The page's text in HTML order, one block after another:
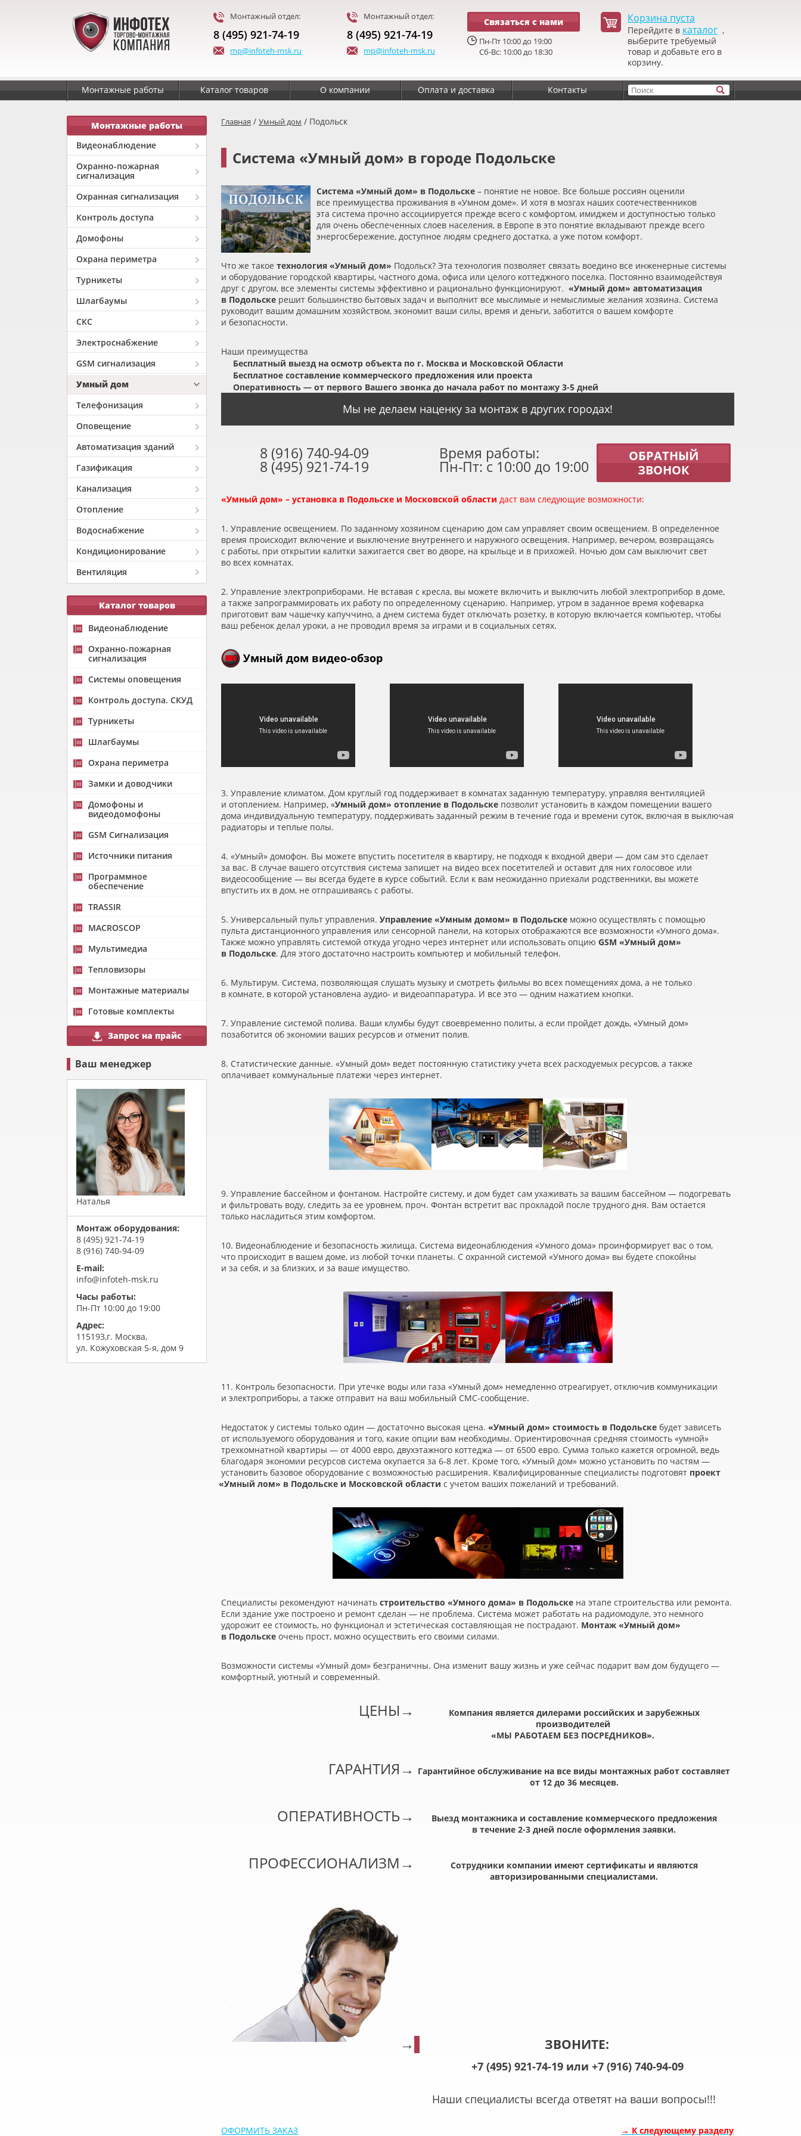
Монтажный отдел:
8 (495) 921-74-19
mp@infoteh-msk.ru
Монтажный отдел:
8 (495) 921-74-19
mp@infoteh-msk.ru
Связаться с нами
Пн-Пт 10:00 до 19:00
Сб-Вс: 10:00 до 18:30
Корзина пуста
Перейдите в каталог ,
выберите требуемый
товар и добавьте его в
корзину.
Монтажные работы Каталог товаров О компании Оплата и доставка Контакты
Монтажные работы
Видеонаблюдение
Охранно-пожарная
сигнализация
Охранная сигнализация
Контроль доступа
Домофоны
Охрана периметра
Турникеты
Шлагбаумы
СКС
Электроснабжение
GSM сигнализация
Умный дом
Телефонизация
Оповещение
Автоматизация зданий
Газификация
Канализация
Отопление
Водоснабжение
Кондиционирование
Вентиляция
Каталог товаров
Видеонаблюдение
Охранно-пожарная
сигнализация
Системы оповещения
Контроль доступа. СКУД
Турникеты
Шлагбаумы
Охрана периметра
Замки и доводчики
Домофоны и
видеодомофоны
GSM Сигнализация
Источники питания
Программное
обеспечение
TRASSIR
MACROSCOP
Мультимедиа
Тепловизоры
Монтажные материалы
Готовые комплекты
Запрос на прайс
Ваш менеджер
Наталья
Монтаж оборудования:
8 (495) 921-74-19
8 (916) 740-94-09
E-mail:
info@infoteh-msk.ru
Часы работы:
Пн-Пт 10:00 до 19:00
Адрес:
115193,г. Москва,
ул. Кожуховская 5-я, дом 9
Главная /Умный дом / Подольск
Система «Умный дом» в городе Подольске
Система «Умный дом» в Подольске– понятие не новое. Все больше россиян оценили
все преимущества проживания в «Умном доме». И хотя в мозгах наших соотечественников
эта система прочно ассоциируется прежде всего с комфортом, имиджем и доступностью только
для очень обеспеченных слоев населения, в Европе в это понятие вкладывают прежде всего
энергосбережение, доступное людям среднего достатка, а уже потом комфорт.
Что же такоетехнология «Умный дом» Подольск? Эта технология позволяет связать воедино все инженерные системы
и оборудование городской квартиры, частного дома, офиса или целого коттеджного поселка. Постоянно взаимодействуя
друг с другом, все элементы системы эффективно и рационально функционируют. «Умный дом» автоматизация
в Подольске решит большинство бытовых задач и выполнит все мыслимые и немыслимые желания хозяина. Система
руководит вашим домашним хозяйством, экономит ваши силы, время и деньги, заботится о вашем комфорте
и безопасности.
Наши преимущества
Бесплатный выезд на осмотр объекта по г. Москва и Московской Области
Бесплатное составление коммерческого предложения или проекта
Оперативность — от первого Вашего звонка до начала работ по монтажу 3-5 дней
Мы не делаем наценку за монтаж в других городах!
8 (916) 740-94-09
8 (495) 921-74-19
Время работы:
Пн-Пт: с 10:00 до 19:00
ОБРАТНЫЙ
ЗВОНОК
«Умный дом» – установка в Подольске и Московской области даст вам следующие возможности:
1. Управление освещением. По заданному хозяином сценарию дом сам управляет своим освещением. В определенное
время происходит включение и выключение внутреннего и наружного освещения. Например, вечером, возвращаясь
с работы, при открытии калитки зажигается свет во дворе, на крыльце и в прихожей. Ночью дом сам выключит свет
во всех комнатах.
2. Управление электроприборами. Не вставая с кресла, вы можете включить и выключить любой электроприбор в доме,
а также запрограммировать их работу по определенному сценарию. Например, утром в заданное время кофеварка
приготовит вам чашечку капуччино, а днем система будет отключать розетку, в которую включается компьютер, чтобы
ваш ребенок делал уроки, а не проводил время за играми и в социальных сетях.
Умный дом видео-обзор
3. Управление климатом. Дом круглый год поддерживает в комнатах заданную температуру, управляя вентиляцией
и отоплением. Например, «Умный дом» отопление в Подольске позволит установить в каждом помещении вашего
дома индивидуальную температуру, поддерживать заданный режим в течение года и времени суток, включая в выключая
радиаторы и теплые полы.
4. «Умный» домофон. Вы можете впустить посетителя в квартиру, не подходя к входной двери — дом сам это сделает
за вас. В случае вашего отсутствия система запишет на видео всех посетителей и оставит для них голосовое или
видеосообщение — вы всегда будете в курсе событий. Если к вам неожиданно приехали родственники, вы можете
впустить их в дом, не отпрашиваясь с работы.
5. Универсальный пульт управления.Управление «Умным домом» в Подольске можно осуществлять с помощью
пульта дистанционного управления или сенсорной панели, на которых отображаются все возможности «Умного дома».
Также можно управлять системой откуда угодно через интернет или использовать опциюGSM«Умный дом»
в Подольске. Для этого достаточно настроить компьютер и мобильный телефон.
6. Мультирум. Система, позволяющая слушать музыку и смотреть фильмы во всех помещениях дома, а не только
в комнате, в которой установлена аудио- и видеоаппаратура. И все это — одним нажатием кнопки.
7. Управление системой полива. Ваши клумбы будут своевременно политы, а если пройдет дождь, «Умный дом»
позаботится об экономии ваших ресурсов и отменит полив.
8. Статистические данные. «Умный дом» ведет постоянную статистику учета всех расходуемых ресурсов, а также
оплачивает коммунальные платежи через интернет.
9. Управление бассейном и фонтаном. Настройте систему, и дом будет сам ухаживать за вашим бассейном — подогревать
и фильтровать воду, следить за ее уровнем, проч. Фонтан встретит вас прохладой после трудного дня. Вам остается
только насладиться этим комфортом.
10. Видеонаблюдение и безопасность жилища. Система видеонаблюдения «Умного дома» проинформирует вас о том,
что происходит в вашем доме, из любой точки планеты. С охранной системой «Умного дома» вы будете спокойны
и за себя, и за близких, и за ваше имущество.
11. Контроль безопасности. При утечке воды или газа «Умный дом» немедленно отреагирует, отключив коммуникации
и электроприборы, а также отправит на ваш мобильный СМС-сообщение.
Недостаток у системы только один — достаточно высокая цена. «Умный дом» стоимость в Подольске будет зависеть
от используемого оборудования и того, какие опции вам необходимы. Ориентировочная средняя стоимость «умной»
трехкомнатной квартиры — от 4000 евро, двухэтажного коттеджа — от 6500 евро. Сумма только кажется огромной, ведь
благодаря экономии ресурсов система окупается за 6-8 лет. Кроме того, «Умный дом» можно установить по частям —
установить базовое оборудование с возможностью расширения. Квалифицированные специалисты подготовят проект
«Умный лом» в Подольске и Московской области с учетом ваших пожеланий и требований.
Специалисты рекомендуют начинатьстроительство «Умного дома» в Подольске на этапе строительства или ремонта.
Если здание уже построено и ремонт сделан — не проблема. Система может работать на радиомодуле, это немного
удорожит ее стоимость, но функционал и эстетическая составляющая не пострадают. Монтаж «Умный дом»
в Подольске очень прост, можно осуществить его своими силами.
Возможности системы «Умный дом» безграничны. Она изменит вашу жизнь и уже сейчас подарит вам дом будущего —
комфортный, уютный и современный.
ЦЕНЫ→
Компания является дилерами российских и зарубежных
производителей
«МЫ РАБОТАЕМ БЕЗ ПОСРЕДНИКОВ».
ГАРАНТИЯ →
Гарантийное обслуживание на все виды монтажных работ составляет
от 12 до 36 месяцев.
ОПЕРАТИВНОСТЬ→
Выезд монтажника и составление коммерческого предложения
в течение 2-3 дней после оформления заявки.
ПРОФЕССИОНАЛИЗМ →
Сотрудники компании имеют сертификаты и являются
авторизированными специалистами.
→ ЗВОНИТЕ:
+7 (495) 921-74-19 или+7 (916) 740-94-09
Наши специалисты всегда ответят на ваши вопросы!!!
ОФОРМИТЬ ЗАКАЗ → К следующему разделу